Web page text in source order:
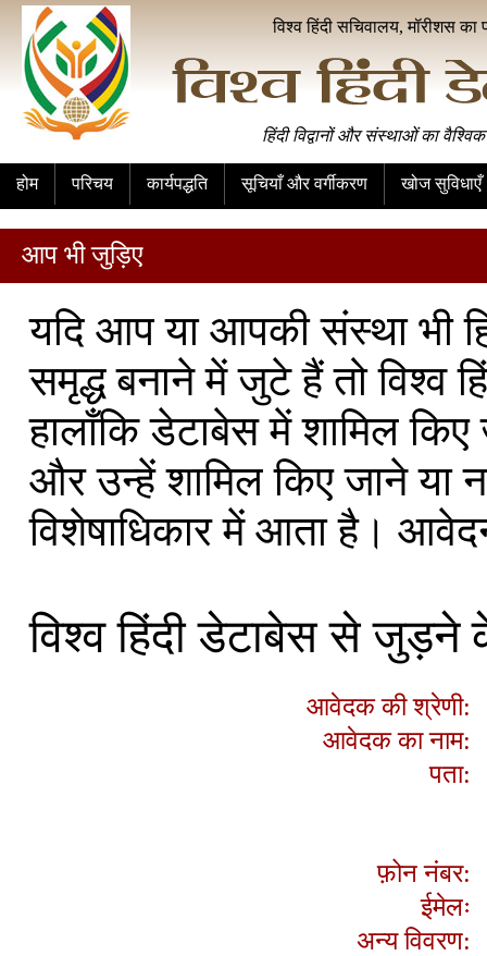
विश्व हिंदी सचिवालय, मॉरीशस का
हिंदी विद्वानों और संस्थाओं का
होम परिचय कार्यपद्धति सूचियाँ और वर्गीकरण खोज सुविधाएँ
आप भी जुड़िए
यदि आप या आपकी संस्था भी
समृद्ध बनाने में जुटे हैं तो
हालाँकि डेटाबेस में शामिल किए
और उन्हें शामिल किए जाने या
विशेषाधिकार में आता है।
विश्व हिंदी डेटाबेस से
आवेदक की श्रेणी:
आवेदक का नाम:
पता:
फ़ोन नंबर:
ईमेलः
अन्य विवरण: